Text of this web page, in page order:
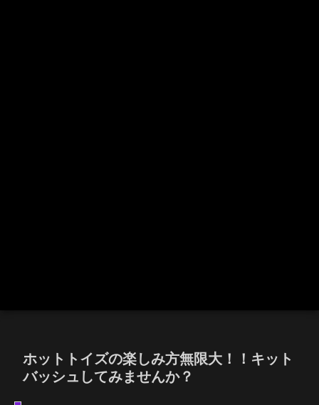
ホットトイズの楽しみ方無限大！！キット
バッシュしてみませんか？